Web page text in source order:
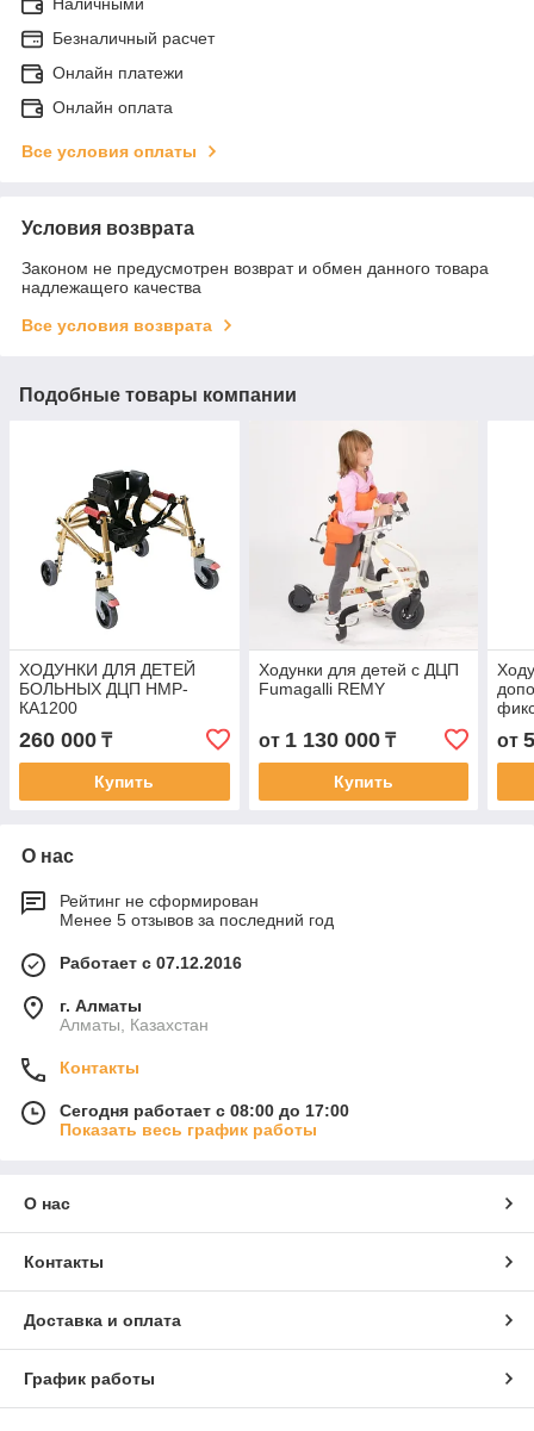
Безналичный расчет
Онлайн платежи
Онлайн оплата
Все условия оплаты
Условия возврата
Законом не предусмотрен возврат и обмен данного товара
надлежащего качества
Все условия возврата
Подобные товары компании
ХОДУНКИ ДЛЯ ДЕТЕЙ
БОЛЬНЫХ ДЦП НМР-
КА1200
260 000 ₸
Купить
Ходунки для детей с ДЦП
Fumagalli REMY
от 1 130 000₸
Купить
от
О нас
Рейтинг не сформирован
Менее 5 отзывов за последний год
Работает с 07.12.2016
г. Алматы
Алматы, Казахстан
Контакты
Сегодня работает с 08:00 до 17:00
Показать весь график работы
О нас
Контакты
Доставка и оплата
График работы